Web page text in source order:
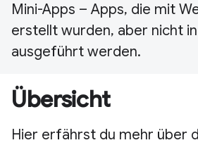
Mini-Apps – Apps, die mit
erstellt wurden, aber nicht
ausgeführt werden.
Übersicht
Hier erfährst du mehr über